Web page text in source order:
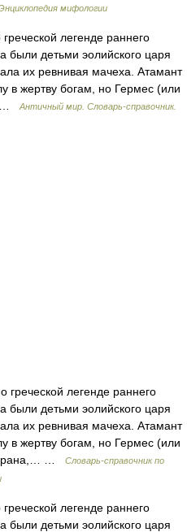
мифологии
легенде раннего
были детьми эолийского царя
их ревнивая мачеха. Атамант
в жертву богам, но Гермес (или
…
Античный мир. Словарь-справочник.
греческой легенде раннего
были детьми эолийского царя
их ревнивая мачеха. Атамант
в жертву богам, но Гермес (или
…
Cловарь-справочник по
легенде раннего
были детьми эолийского царя